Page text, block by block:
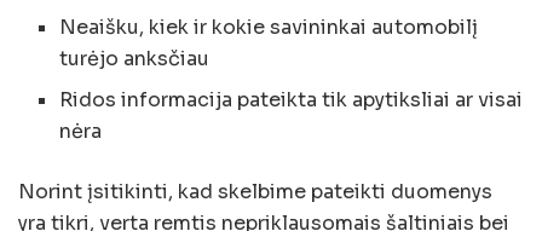
Neaišku, kiek ir kokie savininkai automobilį
turėjo anksčiau
Ridos informacija pateikta tik apytiksliai ar visai
nėra
Norint įsitikinti, kad skelbime pateikti duomenys
yra tikri, verta remtis nepriklausomais šaltiniais bei